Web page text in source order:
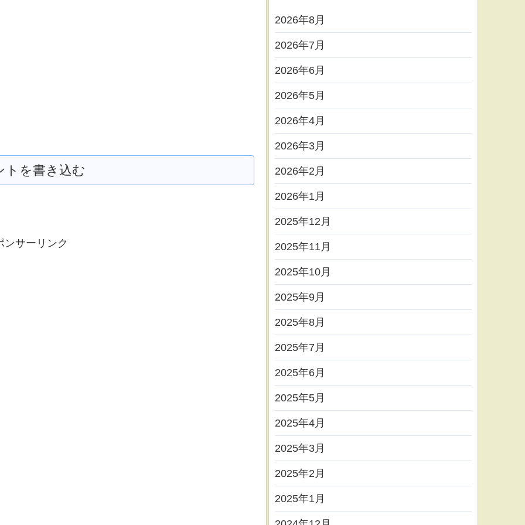
トを書き込む
ンサーリンク
2026年8月
2026年7月
2026年6月
2026年5月
2026年4月
2026年3月
2026年2月
2026年1月
2025年12月
2025年11月
2025年10月
2025年9月
2025年8月
2025年7月
2025年6月
2025年5月
2025年4月
2025年3月
2025年2月
2025年1月